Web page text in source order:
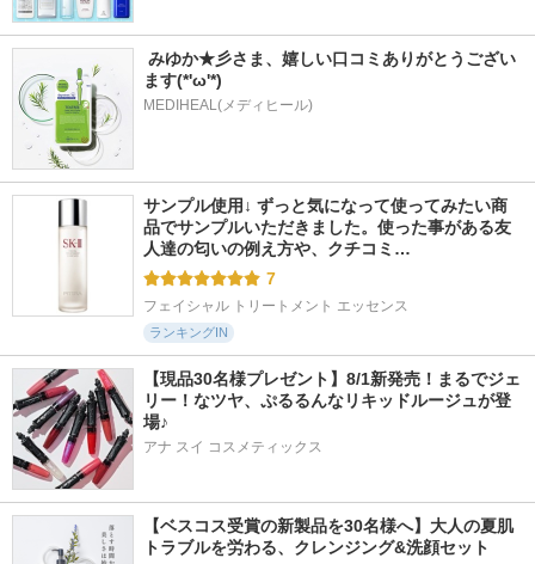
みゆか★彡さま、嬉しい口コミありがとうござい
ます(*'ω'*)
MEDIHEAL(メディヒール)
サンプル使用↓ ずっと気になって使ってみたい商
品でサンプルいただきました。使った事がある友
人達の匂いの例え方や、クチコミ…
7
フェイシャル トリートメント エッセンス
ランキングIN
【現品30名様プレゼント】8/1新発売！まるでジェ
リー！なツヤ、ぷるるんなリキッドルージュが登
場♪
アナ スイ コスメティックス
【ベスコス受賞の新製品を30名様へ】大人の夏肌
トラブルを労わる、クレンジング&洗顔セット